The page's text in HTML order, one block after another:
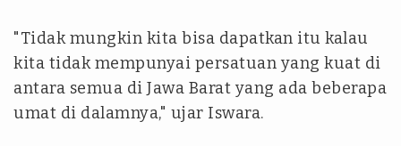
"Tidak mungkin kita bisa dapatkan itu kalau
kita tidak mempunyai persatuan yang kuat di
antara semua di Jawa Barat yang ada beberapa
umat di dalamnya," ujar Iswara.